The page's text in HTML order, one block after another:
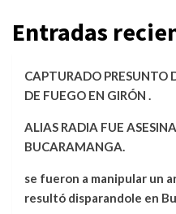
Entradas
CAPTURADO PRESUNTO
DE FUEGO EN GIRÓN .
ALIAS RADIA FUE
BUCARAMANGA.
se fueron a manipular un
resultó disparandole en